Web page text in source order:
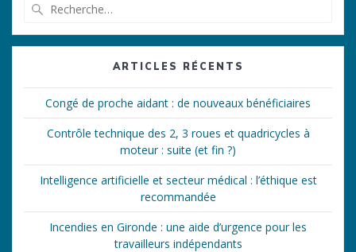
:
ARTICLES RÉCENTS
Congé de proche aidant : de nouveaux bénéficiaires
Contrôle technique des 2, 3 roues et quadricycles à
moteur : suite (et fin ?)
Intelligence artificielle et secteur médical : l’éthique est
recommandée
Incendies en Gironde : une aide d’urgence pour les
travailleurs indépendants